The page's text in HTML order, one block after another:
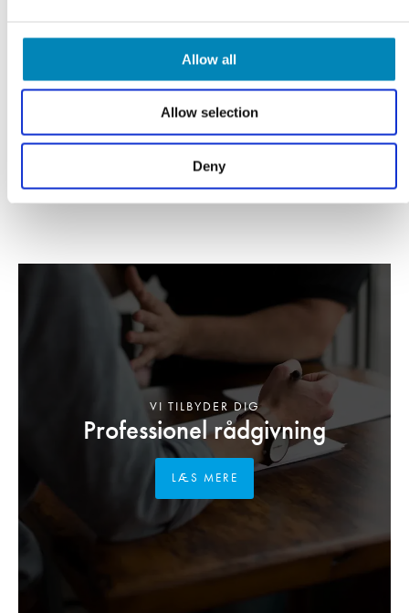
Allow all
Allow selection
Deny
Har du husket?
Professionel rådgivning
VI TILBYDER DIG
LÆS MERE